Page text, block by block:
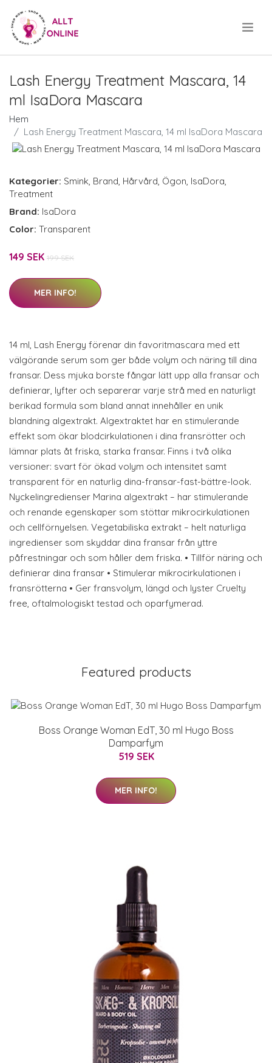
Lash Energy Treatment Mascara, 14
ml IsaDora Mascara
Hem
Lash Energy Treatment Mascara, 14 ml IsaDora Mascara
Kategorier: Smink Brand Hårvård Ögon IsaDora
Treatment
Brand: IsaDora
Color: Transparent
149 SEK 199 SEK
MER INFO!
14 ml, Lash Energy förenar din favoritmascara med ett
välgörande serum som ger både volym och näring till dina
fransar. Dess mjuka borste fångar lätt upp alla fransar och
definierar, lyfter och separerar varje strå med en naturligt
berikad formula som bland annat innehåller en unik
blandning algextrakt. Algextraktet har en stimulerande
effekt som ökar blodcirkulationen i dina fransrötter och
lämnar plats åt friska, starka fransar. Finns i två olika
versioner: svart för ökad volym och intensitet samt
transparent för en naturlig dina-fransar-fast-bättre-look.
Nyckelingredienser Marina algextrakt – har stimulerande
och renande egenskaper som stöttar mikrocirkulationen
och cellförnyelsen. Vegetabiliska extrakt – helt naturliga
ingredienser som skyddar dina fransar från yttre
påfrestningar och som håller dem friska. • Tillför näring och
definierar dina fransar • Stimulerar mikrocirkulationen i
fransrötterna • Ger fransvolym, längd och lyster Cruelty
free, oftalmologiskt testad och oparfymerad.
Featured products
Boss Orange Woman EdT, 30 ml Hugo Boss
Damparfym
519 SEK
MER INFO!